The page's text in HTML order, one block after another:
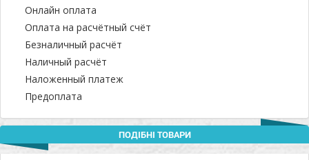
Онлайн оплата
Оплата на расчётный счёт
Безналичный расчёт
Наличный расчёт
Наложенный платеж
Предоплата
ПОДІБНІ ТОВАРИ